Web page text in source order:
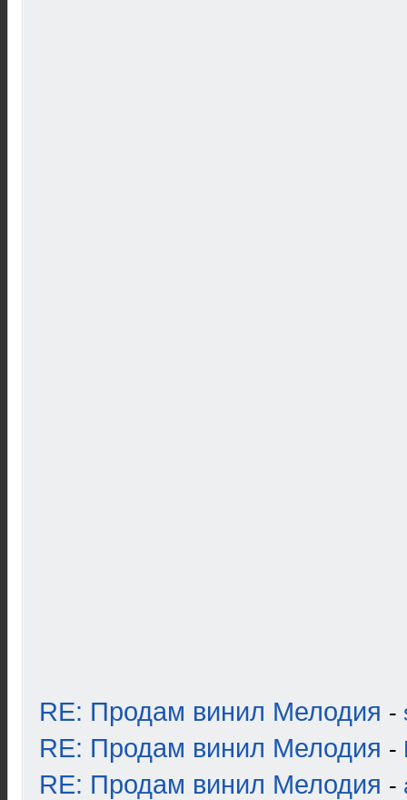
RE: Продам винил Мелодия -
RE: Продам винил Мелодия -
RE: Продам винил Мелодия -